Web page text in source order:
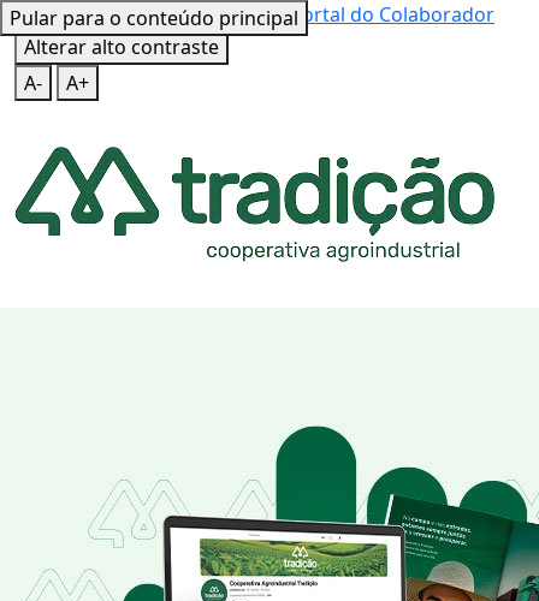
Pular para o conteúdo principal
Mapa do SiteTeclas de AtalhoPortal do Colaborador
Alterar alto contraste
A-
A+